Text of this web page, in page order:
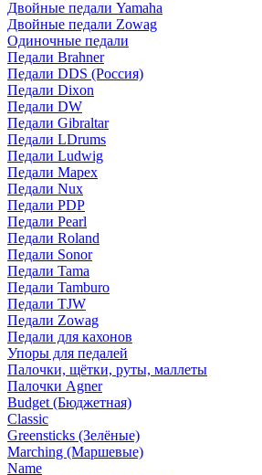
Двойные педали Yamaha
Двойные педали Zowag
Одиночные педали
Педали Brahner
Педали DDS (Россия)
Педали Dixon
Педали DW
Педали Gibraltar
Педали LDrums
Педали Ludwig
Педали Mapex
Педали Nux
Педали PDP
Педали Pearl
Педали Roland
Педали Sonor
Педали Tama
Педали Tamburo
Педали TJW
Педали Zowag
Педали для кахонов
Упоры для педалей
Палочки, щётки, руты, маллеты
Палочки Agner
Budget (Бюджетная)
Classic
Greensticks (Зелёные)
Marching (Маршевые)
Name